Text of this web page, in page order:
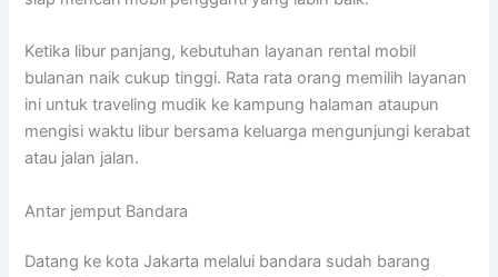
Ketika libur panjang, kebutuhan layanan rental mobil
bulanan naik cukup tinggi. Rata rata orang memilih layanan
ini untuk traveling mudik ke kampung halaman ataupun
mengisi waktu libur bersama keluarga mengunjungi kerabat
atau jalan jalan.
Antar jemput Bandara
Datang ke kota Jakarta melalui bandara sudah barang